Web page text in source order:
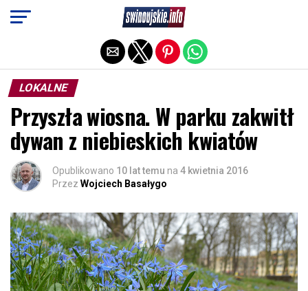
LOKALNE
Przyszła wiosna. W parku zakwitł
dywan z niebieskich kwiatów
Opublikowano 10 lat temu na 4 kwietnia 2016
Przez Wojciech Basałygo
Exit mobile version